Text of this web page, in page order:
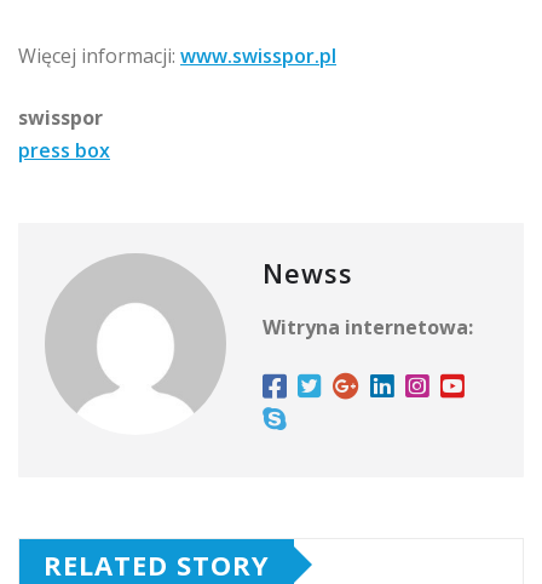
Więcej informacji: www.swisspor.pl
swisspor
press box
Newss
Witryna internetowa:
RELATED STORY